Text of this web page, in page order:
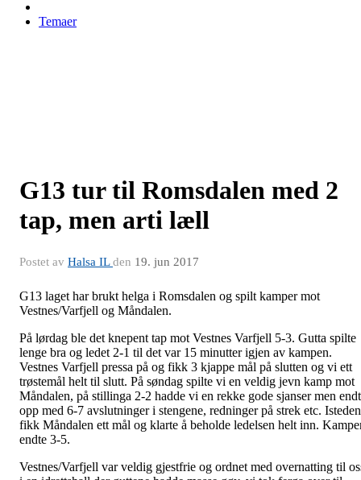
Temaer
G13 tur til Romsdalen med 2
tap, men arti læll
Postet av Halsa ILden 19. jun 2017
G13 laget har brukt helga i Romsdalen og spilt kamper mot
Vestnes/Varfjell og Måndalen.
På lørdag ble det knepent tap mot Vestnes Varfjell 5-3. Gutta spilte
lenge bra og ledet 2-1 til det var 15 minutter igjen av kampen.
Vestnes Varfjell pressa på og fikk 3 kjappe mål på slutten og vi ett
trøstemål helt til slutt. På søndag spilte vi en veldig jevn kamp mot
Måndalen, på stillinga 2-2 hadde vi en rekke gode sjanser men
opp med 6-7 avslutninger i stengene, redninger på strek etc. Isteden
fikk Måndalen ett mål og klarte å beholde ledelsen helt inn.
endte 3-5.
Vestnes/Varfjell var veldig gjestfrie og ordnet med overnatting til